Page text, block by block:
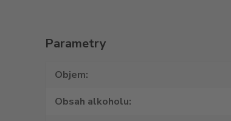
Parametry
Objem
Obsah alkoholu